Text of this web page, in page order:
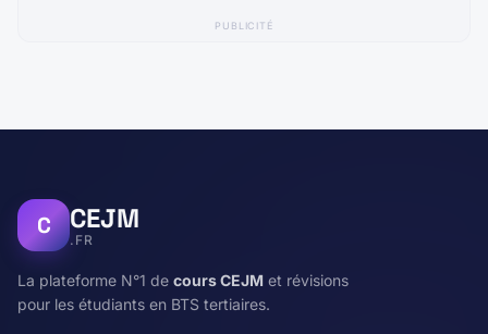
PUBLICITÉ
C CEJM
.FR
La plateforme N°1 de cours CEJM et révisions
pour les étudiants en BTS tertiaires.